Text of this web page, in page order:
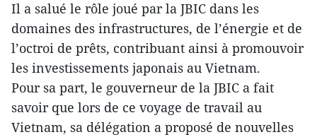
Il a salué le rôle joué par la JBIC dans les
domaines des infrastructures, de l’énergie et de
l’octroi de prêts, contribuant ainsi à promouvoir
les investissements japonais au Vietnam.
Pour sa part, le gouverneur de la JBIC a fait
savoir que lors de ce voyage de travail au
Vietnam, sa délégation a proposé de nouvelles